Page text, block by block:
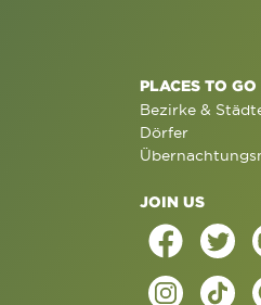
PLACES TO GO
Bezirke &
Dörfer
JOIN US